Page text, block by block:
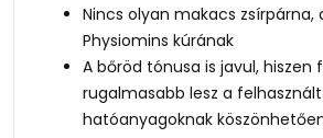
Nincs olyan makacs zsírpárna,
Physiomins kúrának
A bőröd tónusa is javul, hiszen
rugalmasabb lesz a felhasznált
hatóanyagoknak